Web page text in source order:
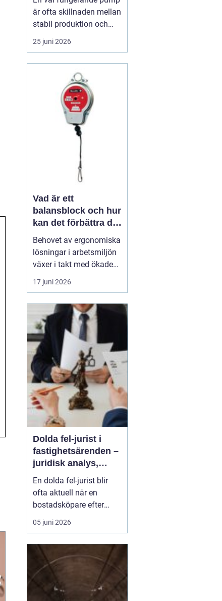
är ofta skillnaden mellan
stabil produktion och
kostsamma driftstopp.
Trots det hamnar service
lätt längst ner på
attgöralistan. När trycket
är högt oc...
25 juni 2026
Vad är ett
balansblock och hur
kan det förbättra din
industriella
arbetsmiljö?
Behovet av ergonomiska
lösningar i arbetsmiljön
växer i takt med ökade
krav på effektivitet och
produktivitet. En av de
effektiva produkterna
som kan hjälpa inom
detta område är ett
balans...
17 juni 2026
Dolda fel-jurist i
fastighetsärenden –
juridisk analys,
beviskrav och hur
ansvar fördelas vid
bostadsköp
En dolda fel-jurist blir
ofta aktuell när en
bostadsköpare efter
tillträdet upptäcker
brister som inte varit
kan handla om fukt i
konstruktioner, felaktigt
utförda renoveringar
eller tekniska probl...
05 juni 2026